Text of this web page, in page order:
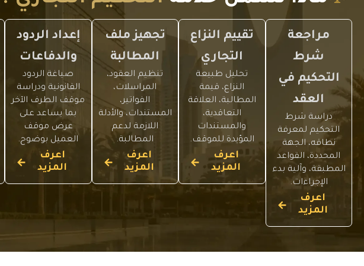
مراجعة
شرط
التحكيم في
العقد
دراسة شرط
التحكيم لمعرفة
نطاقه، الجهة
المحددة، القواعد
المطبقة، وآلية بدء
الإجراءات.
اعرف
المزيد
تقييم النزاع
التجاري
تحليل طبيعة
النزاع، قيمة
المطالبة، العلاقة
التعاقدية،
والمستندات
المؤيدة للموقف.
اعرف
المزيد
تجهيز ملف
المطالبة
تنظيم العقود،
المراسلات،
الفواتير،
المستندات، والأدلة
اللازمة لدعم
المطالبة.
اعرف
المزيد
إعداد الردود
والدفاعات
صياغة الردود
القانونية ودراسة
موقف الطرف الآخر
بما يساعد على
عرض موقف
العميل بوضوح.
اعرف
المزيد
دعم
دعم